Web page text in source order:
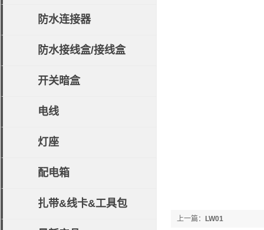
防水连接器
防水接线盒/接线盒
开关暗盒
电线
灯座
配电箱
扎带&线卡&工具包
上一篇： LW01